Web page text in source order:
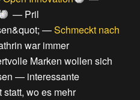
— Pril
—Schmeckt nach
war immer
Marken wollen sich
— interessante
wo es mehr